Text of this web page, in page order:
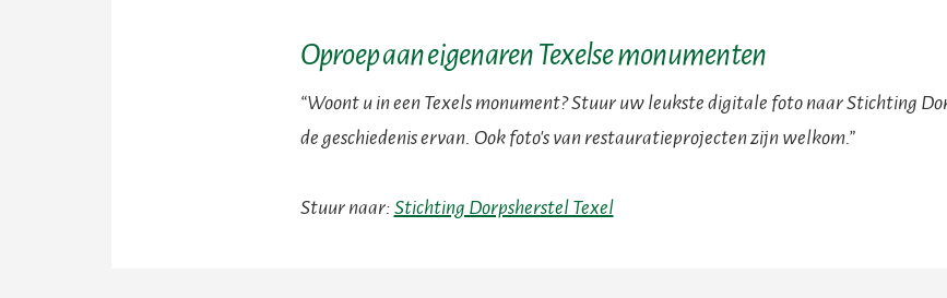
Oproep aan eigenaren Texelse monumenten
“Woont u in een Texels monument? Stuur uw leukste digitale foto naar Stichting
de geschiedenis ervan. Ook foto's van restauratieprojecten zijn welkom.”
Stuur naar: Stichting Dorpsherstel Texel